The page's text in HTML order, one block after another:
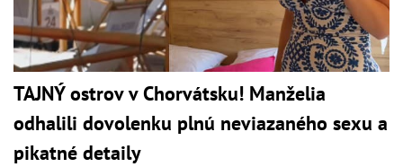
TAJNÝ ostrov v Chorvátsku! Manželia
odhalili dovolenku plnú neviazaného sexu a
pikatné detaily